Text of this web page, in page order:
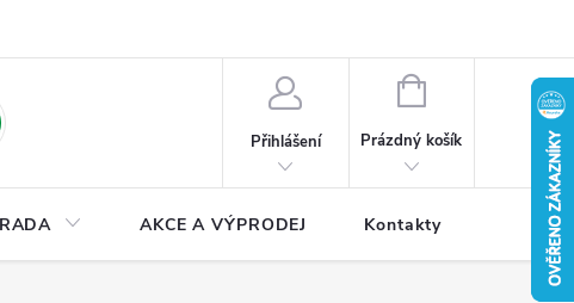
Přihlášení
NÁKUPNÍ
Prázdný košík
AKCE A VÝPRODEJ Kontakty